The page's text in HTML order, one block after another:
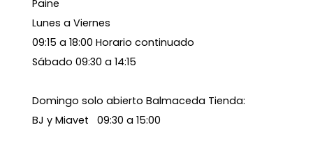
Paine
Lunes a Viernes
09:15 a 18:00 Horario continuado
Sábado 09:30 a 14:15
Domingo solo abierto Balmaceda Tienda:
BJ y Miavet 09:30 a 15:00